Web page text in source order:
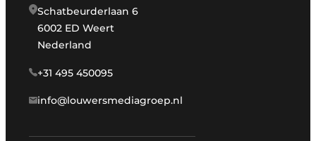
Schatbeurderlaan 6
6002 ED Weert
Nederland
+31 495 450095
info@louwersmediagroep.nl